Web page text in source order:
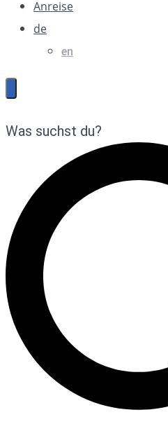
Anreise
de
en
Was suchst du?